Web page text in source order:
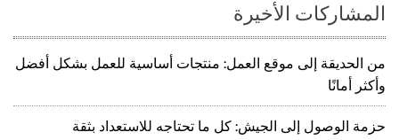
المشاركات الأخيرة
من الحديقة إلى موقع العمل: منتجات أساسية للعمل بشكل أفضل
وأكثر أمانًا
حزمة الوصول إلى الجيش: كل ما تحتاجه للاستعداد بثقة